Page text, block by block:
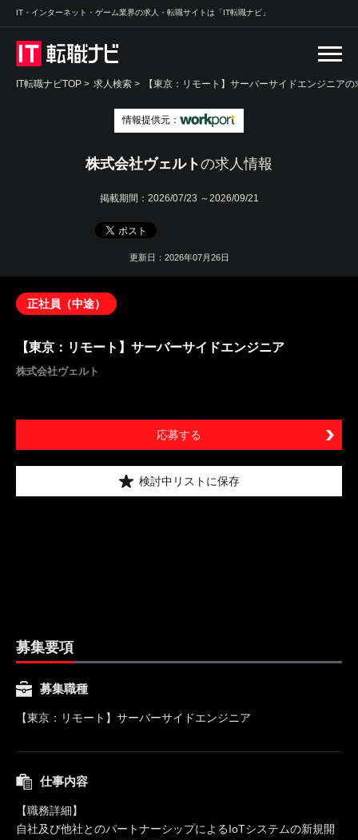
IT・インターネット・ゲーム業界の求人・転職サイトは「IT転職ナビ」
IT転職ナビTOP > 求人検索 > 【東京：リモート】サーバーサイドエンジニア
情報提供元：
株式会社ヴェルトの求人情報
掲載期間： 2026/07/23 ～2026/09/21
更新日：2026年07月26日
正社員（中途）
【東京：リモート】サーバーサイドエンジニア
株式会社ヴェルト
応募する
検討中リストに保存
募集要項
募集職種
【東京：リモート】サーバーサイドエンジニア
仕事内容
【職務詳細】
自社及び他社とのパートナーシップによるIoTシステムの新規開